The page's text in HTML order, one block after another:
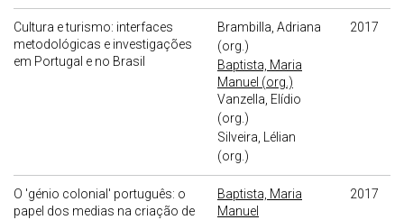
Cultura e turismo: interfaces
metodológicas e investigações
em Portugal e no Brasil
Brambilla, Adriana
(org.)
Baptista, Maria
Manuel (org.)
Vanzella, Elídio
(org.)
Silveira, Lélian
(org.)
2017
O 'génio colonial' português: o
papel dos medias na criação de
Baptista, Maria
Manuel
2017